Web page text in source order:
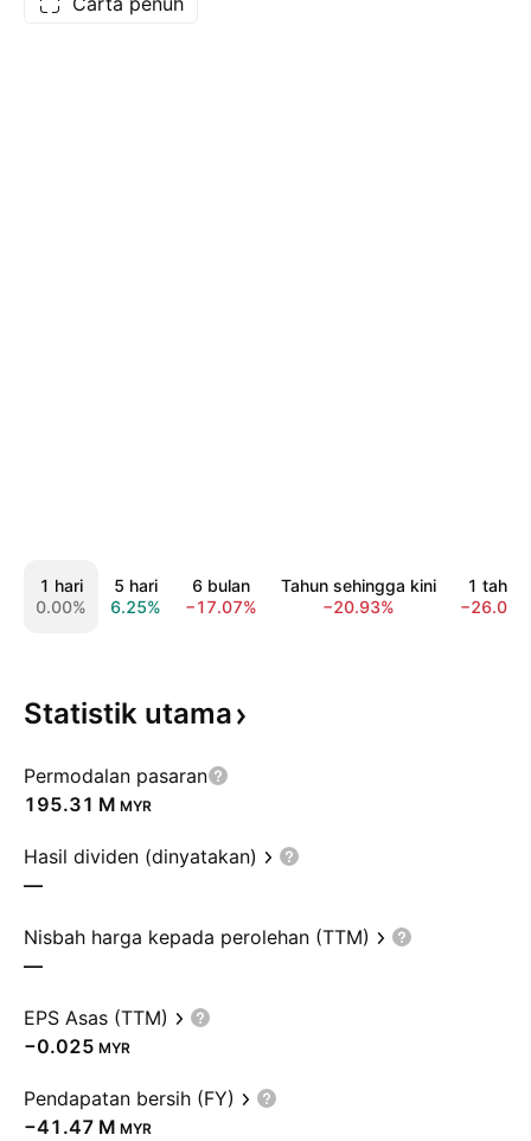
1 hari
0.00%
5 hari
6.25%
6 bulan
−17.07%
Tahun sehingga kini
−20.93%
1 tahun
−26.09%
Statistik utama
Permodalan pasaran
‪195.31 M‬ MYR
Hasil dividen (dinyatakan)
—
Nisbah harga kepada perolehan (TTM)
—
EPS Asas (TTM)
−0.025 MYR
Pendapatan bersih (FY)
‪−41.47 M‬ MYR